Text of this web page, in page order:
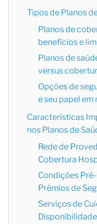
Tipos de Planos
Planos de
benefícios e
Planos de
versus
Opções de
e seu papel
Características
nos Planos de
Rede de
Cobertura
Condições
Prêmios de
Serviços de